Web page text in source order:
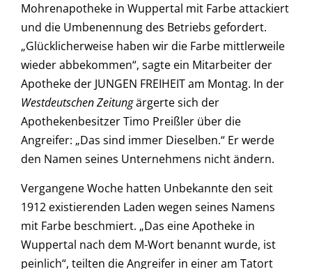
Mohrenapotheke in Wuppertal mit Farbe attackiert
und die Umbenennung des Betriebs gefordert.
„Glücklicherweise haben wir die Farbe mittlerweile
wieder abbekommen“, sagte ein Mitarbeiter der
Apotheke der JUNGEN FREIHEIT am Montag. In der
Westdeutschen Zeitungärgerte sich der
Apothekenbesitzer Timo Preißler über die
Angreifer: „Das sind immer Dieselben.“ Er werde
den Namen seines Unternehmens nicht ändern.
Vergangene Woche hatten Unbekannte den seit
1912 existierenden Laden wegen seines Namens
mit Farbe beschmiert. „Das eine Apotheke in
Wuppertal nach dem M-Wort benannt wurde, ist
peinlich“, teilten die Angreifer in einer am Tatort